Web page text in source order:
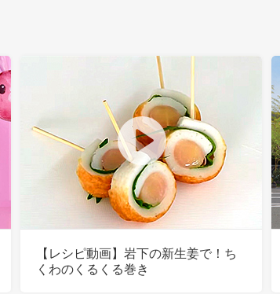
【レシピ動画】岩下の新生姜で！ち
くわのくるくる巻き